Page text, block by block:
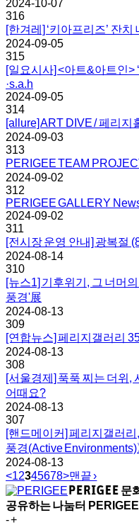
2024-10-07
316
[한겨레] ‘키아프리즈’ 잔
2024-09-05
315
[일요시사] <아트&아트인>
·s.a.h
2024-09-05
314
[allure] ART DIVE / 페리지
2024-09-03
313
PERIGEE TEAM
2024-09-02
312
PERIGEE GALLERY
2024-09-02
311
[전시장 운영 안내] 광복절
2024-08-14
310
[뉴스1] 기후위기, 그 너머
풍경'展
2024-08-13
309
[연합뉴스] 페리지갤러리
2024-08-13
308
[서울경제] 푹푹 찌는 더위,
어때요?
2024-08-13
307
[핸드메이커] 페리지갤러
풍경(Active Environments)
2024-08-13
<12345678>맨끝 ›
문
공유하는 나눔터
-+